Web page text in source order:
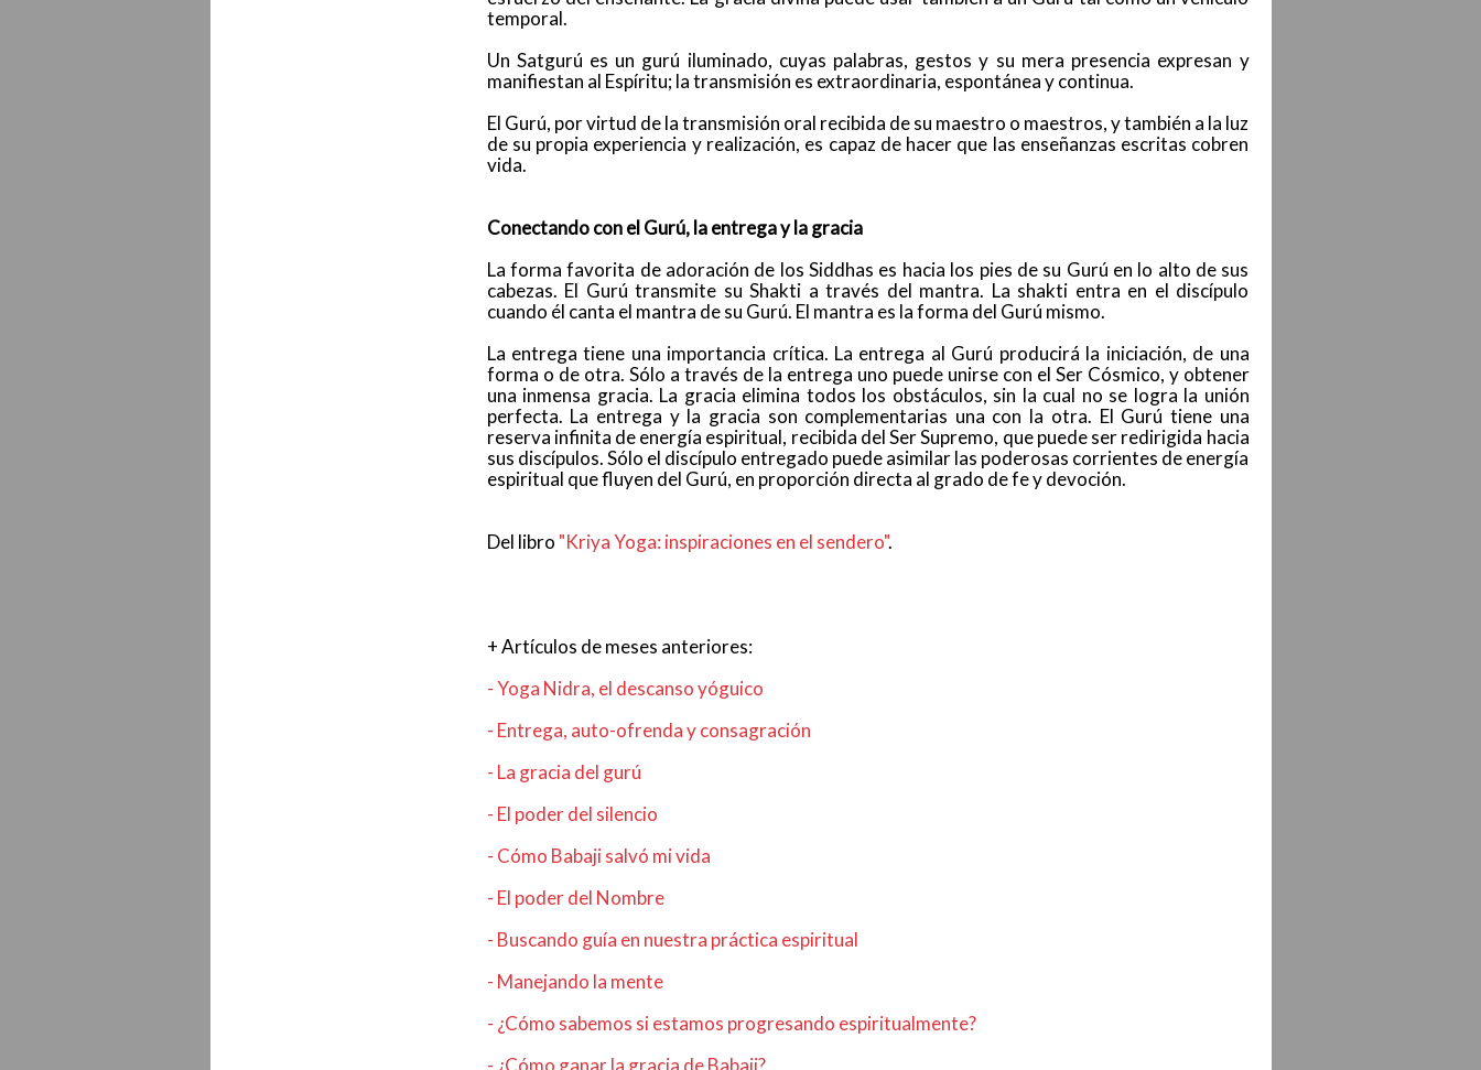
temporal.
Un Satgurú es un gurú iluminado, cuyas palabras, gestos y su mera presencia expresan y
manifiestan al Espíritu; la transmisión es extraordinaria, espontánea y continua.
El Gurú, por virtud de la transmisión oral recibida de su maestro o maestros, y también a la luz
de su propia experiencia y realización, es capaz de hacer que las enseñanzas escritas cobren
vida.
Conectando con el Gurú, la entrega y la gracia
La forma favorita de adoración de los Siddhas es hacia los pies de su Gurú en lo alto de sus
cabezas. El Gurú transmite su Shakti a través del mantra. La shakti entra en el discípulo
cuando él canta el mantra de su Gurú. El mantra es la forma del Gurú mismo.
La entrega tiene una importancia crítica. La entrega al Gurú producirá la iniciación, de una
forma o de otra. Sólo a través de la entrega uno puede unirse con el Ser Cósmico, y obtener
una inmensa gracia. La gracia elimina todos los obstáculos, sin la cual no se logra la unión
perfecta. La entrega y la gracia son complementarias una con la otra. El Gurú tiene una
reserva infinita de energía espiritual, recibida del Ser Supremo, que puede ser redirigida hacia
sus discípulos. Sólo el discípulo entregado puede asimilar las poderosas corrientes de energía
espiritual que fluyen del Gurú, en proporción directa al grado de fe y devoción.
Del libro "Kriya Yoga: inspiraciones en el sendero".
+ Artículos de meses anteriores:
- Yoga Nidra, el descanso yóguico
- Entrega, auto-ofrenda y consagración
- La gracia del gurú
- El poder del silencio
- Cómo Babaji salvó mi vida
- El poder del Nombre
- Buscando guía en nuestra práctica espiritual
- Manejando la mente
- ¿Cómo sabemos si estamos progresando espiritualmente?
- ¿Cómo ganar la gracia de Babaji?